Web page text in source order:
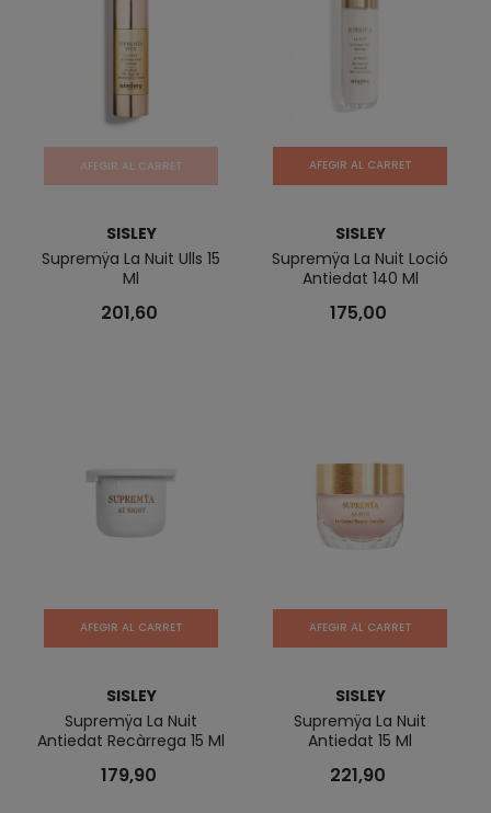
AFEGIR AL CARRET
SISLEY
Supremÿa La Nuit Ulls 15
Ml
201,60
AFEGIR AL CARRET
SISLEY
Supremÿa La Nuit Loció
Antiedat 140 Ml
175,00
AFEGIR AL CARRET
SISLEY
Supremÿa La Nuit
Antiedat Recàrrega 15 Ml
179,90
AFEGIR AL CARRET
SISLEY
Supremÿa La Nuit
Antiedat 15 Ml
221,90